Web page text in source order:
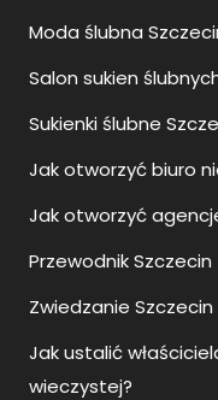
Moda ślubna
Salon sukien
Sukienki ślubne
Jak otworzyć biuro
Jak otworzyć
Przewodnik Szczecin
Zwiedzanie Szczecin
Jak ustalić
wieczystej?